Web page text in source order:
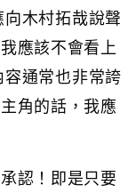
木村拓哉說聲
應該不會看上
通常也非常誇
角的話，我應
認！即是只要